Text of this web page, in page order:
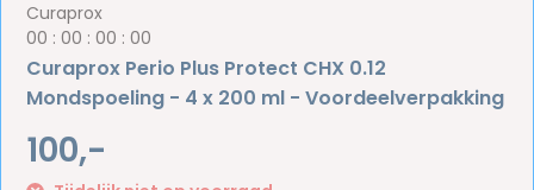
Curaprox
00 :00 :00 :00
Curaprox Perio Plus Protect CHX 0.12
Mondspoeling - 4 x 200 ml - Voordeelverpakking
100,-